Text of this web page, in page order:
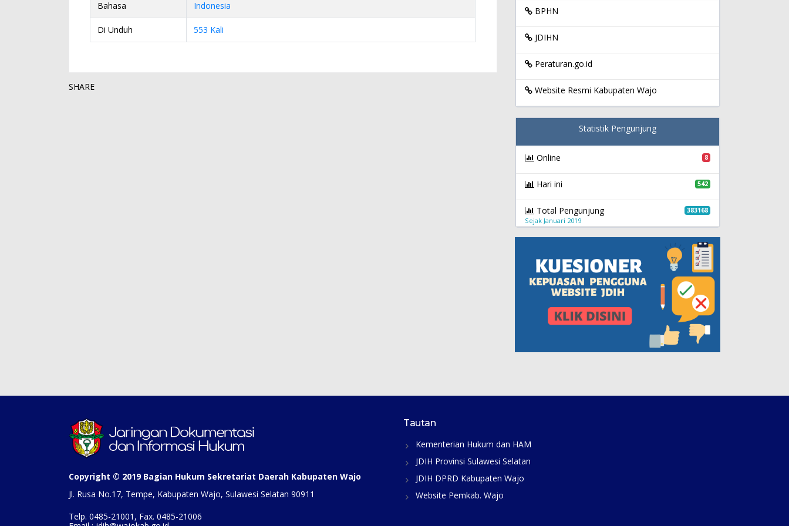
Bahasa Indonesia
Di Unduh 553 Kali
SHARE
BPHN
JDIHN
Peraturan.go.id
Website Resmi Kabupaten Wajo
Statistik Pengunjung
Online 8
Hari ini 542
Total Pengunjung 383168
Sejak Januari 2019
Copyright © 2019 Bagian Hukum Sekretariat Daerah Kabupaten Wajo
Jl. Rusa No.17, Tempe, Kabupaten Wajo, Sulawesi Selatan 90911
Telp. 0485-21001, Fax. 0485-21006
Tautan
Kementerian Hukum dan HAM
JDIH Provinsi Sulawesi Selatan
JDIH DPRD Kabupaten Wajo
Website Pemkab. Wajo